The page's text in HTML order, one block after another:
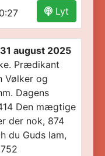
Lyt
august 2025
Prædikant
Vølker og
Dagens
Den mægtige
der nok, 874
du Guds lam,